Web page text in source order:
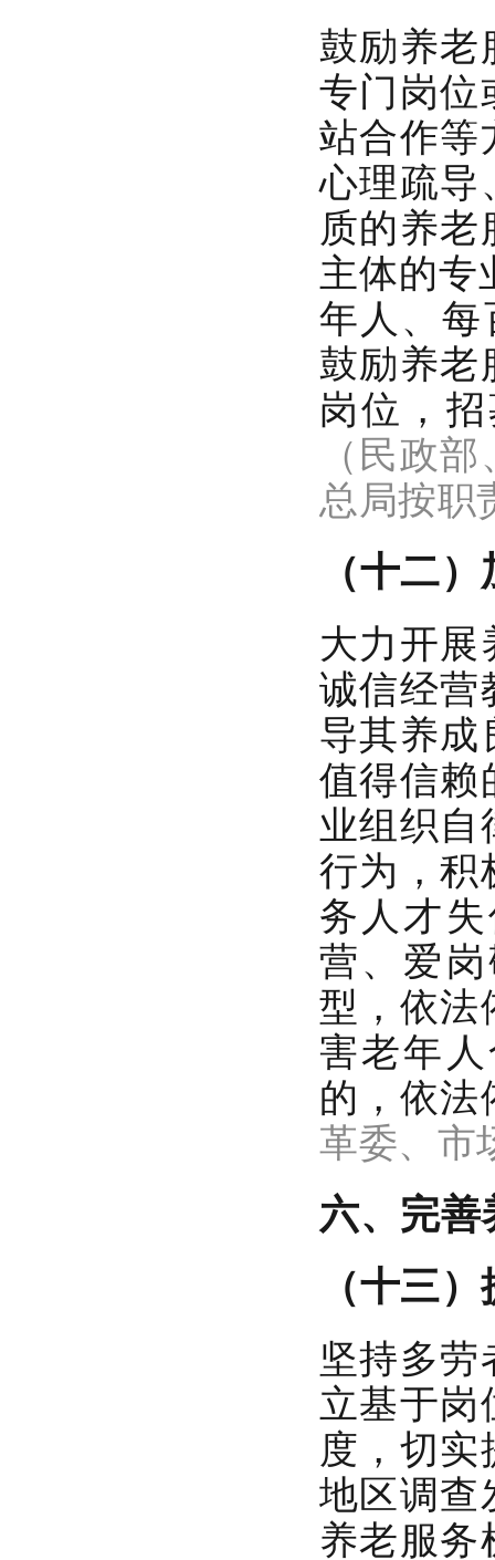
鼓励养老
专门岗位
站合作等
心理疏导
质的养
主体的专
年人、
鼓励养老
岗位，
（民政
总局按职
（十二
大力开
诚信经营
导其养成
值得信赖
业组织自
行为，积
务人才
营、爱
型，依法
害老年
的，依
革委、市
六、完
（十三
坚持多
立基于岗
度，切
地区调查
养老服